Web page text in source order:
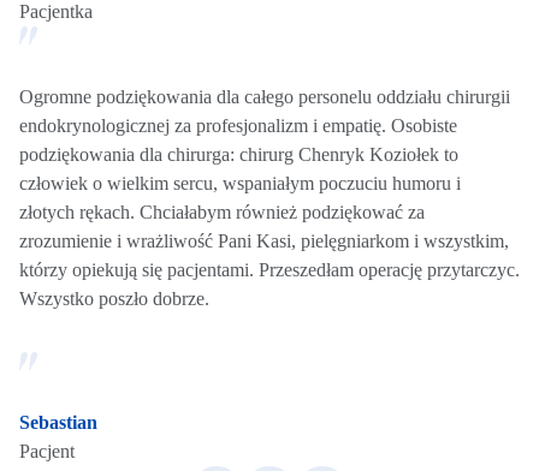
Pacjentka
Ogromne podziękowania dla całego personelu oddziału chirurgii
endokrynologicznej za profesjonalizm i empatię. Osobiste
podziękowania dla chirurga: chirurg Chenryk Koziołek to
człowiek o wielkim sercu, wspaniałym poczuciu humoru i
złotych rękach. Chciałabym również podziękować za
zrozumienie i wrażliwość Pani Kasi, pielęgniarkom i wszystkim,
którzy opiekują się pacjentami. Przeszedłam operację przytarczyc.
Wszystko poszło dobrze.
Sebastian
Pacjent